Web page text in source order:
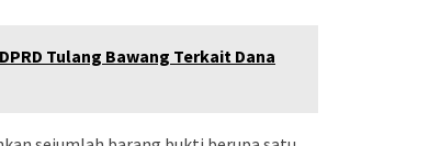
Tulang Bawang Terkait Dana